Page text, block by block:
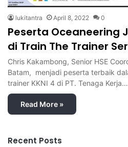
lukitantra April 8, 2022 0
Peserta Oceaneering
di Train The Trainer
Chris Kakambong, Senior HSE
Batam, menjadi peserta terbaik
trainer KKNI 4 di PT. Tenaga Kerja…
Read More »
Recent Posts